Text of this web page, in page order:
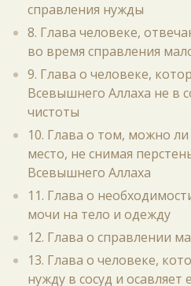
справления нужды
8. Глава человеке,
во время справления
9. Глава о человеке,
Всевышнего Аллаха не в
чистоты
10. Глава о том, можно
место, не снимая
Всевышнего Аллаха
11. Глава о
мочи на тело и одежду
12. Глава о справлении
13. Глава о человеке,
нужду в сосуд и осавляет